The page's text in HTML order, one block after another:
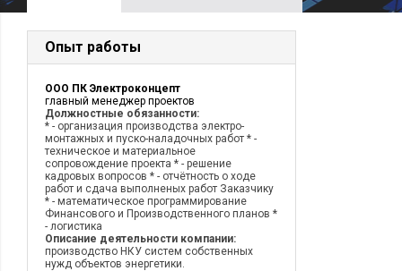
Опыт работы
ООО ПК Электроконцепт
главный менеджер проектов
Должностные обязанности:
* - организация производства электро-
монтажных и пуско-наладочных работ * -
техническое и материальное
сопровождение проекта * - решение
кадровых вопросов * - отчётность о ходе
работ и сдача выполненых работ Заказчику
* - математическое программирование
Финансового и Производственного планов *
- логистика
Описание деятельности компании:
производство НКУ систем собственных
нужд объектов энергетики.